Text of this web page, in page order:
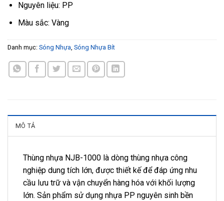
Nguyên liệu: PP
Màu sắc: Vàng
Danh mục: Sóng Nhựa Sóng Nhựa Bít
MÔ TẢ
Thùng nhựa NJB-1000 là dòng thùng nhựa công
nghiệp dung tích lớn, được thiết kế để đáp ứng nhu
cầu lưu trữ và vận chuyển hàng hóa với khối lượng
lớn. Sản phẩm sử dụng nhựa PP nguyên sinh bền